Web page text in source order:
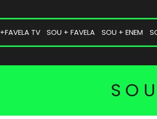
+FAVELA TV SOU + FAVELA SOU + ENEM